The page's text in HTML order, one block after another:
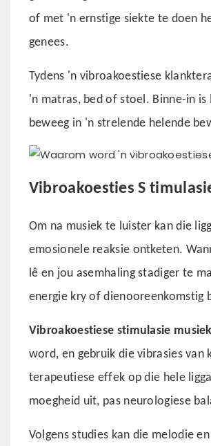
of met 'n ernstige siekte te doen
genees.
Tydens 'n vibroakoestiese
'n matras, bed of stoel. Binne-in
beweeg in 'n strelende helende
VibroakoestiesS
Om na musiek te luister kan die
emosionele reaksie ontketen.
lê en jou asemhaling stadiger te
energie kry of dienooreenkomstig
Vibroakoestiese stimulasie
word, en gebruik die vibrasies van
terapeutiese effek op die hele
moegheid uit, pas neurologiese
Volgens studies kan die melodie